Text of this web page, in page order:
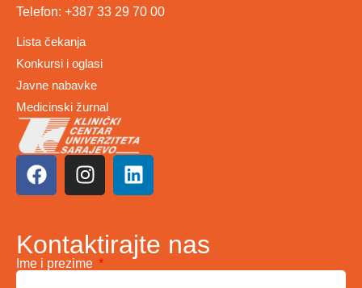
Telefon: +387 33 29 70 00
Lista čekanja
Konkursi i oglasi
Javne nabavke
Medicinski žurnal
Kontaktirajte nas
Ime i prezime